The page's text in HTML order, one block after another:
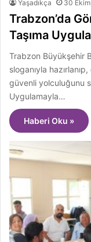
Yaşadıkça 30
Trabzon’da
Taşıma
Trabzon Büyükşehir
sloganıyla
güvenli yolculuğunu
Uygulamayla…
Haberi Oku »